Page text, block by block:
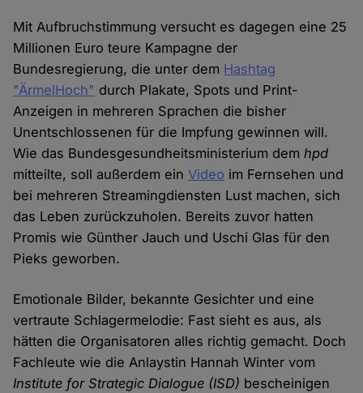
Mit Aufbruchstimmung versucht es dagegen eine 25
Millionen Euro teure Kampagne der
Bundesregierung, die unter dem Hashtag
"ÄrmelHoch" durch Plakate, Spots und Print-
Anzeigen in mehreren Sprachen die bisher
Unentschlossenen für die Impfung gewinnen will.
Wie das Bundesgesundheitsministerium demhpd
mitteilte, soll außerdem einVideo im Fernsehen und
bei mehreren Streamingdiensten Lust machen, sich
das Leben zurückzuholen. Bereits zuvor hatten
Promis wie Günther Jauch und Uschi Glas für den
Pieks geworben.
Emotionale Bilder, bekannte Gesichter und eine
vertraute Schlagermelodie: Fast sieht es aus, als
hätten die Organisatoren alles richtig gemacht. Doch
Fachleute wie die Anlaystin Hannah Winter vom
Institute for Strategic Dialogue (ISD) bescheinigen